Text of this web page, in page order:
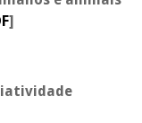
]